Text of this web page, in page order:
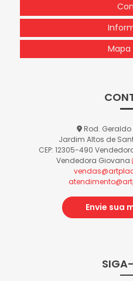
Mapa
Rod.
Jardim Altos de
CEP: 12305-490
Vendedora Giovana
Envie sua